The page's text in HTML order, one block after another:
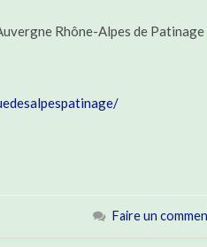
Rhône-Alpes de Patinage
Faire un